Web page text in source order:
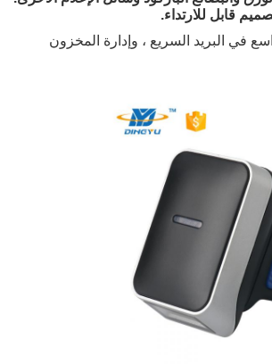
قابل للارتداء.
في البريد السريع ، وإدارة المخزون